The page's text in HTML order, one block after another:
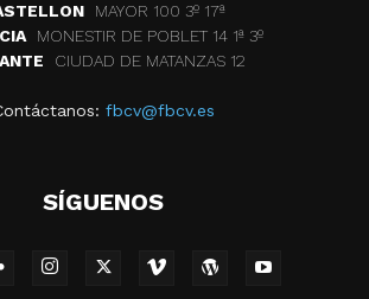
MAYOR 100 3º 17ª
MONESTIR DE POBLET 14 1ª 3º
CIUDAD DE MATANZAS 12
fbcv@fbcv.es
SÍGUENOS